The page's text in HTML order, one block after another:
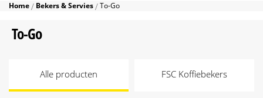
Home Bekers & Servies To-Go
To-Go
Alle producten FSC Koffiebekers